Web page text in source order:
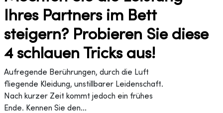
Ihres Partners im Bett
steigern? Probieren Sie diese
4 schlauen Tricks aus!
Aufregende Berührungen, durch die Luft
fliegende Kleidung, unstillbarer Leidenschaft.
Nach kurzer Zeit kommt jedoch ein frühes
Ende. Kennen Sie den...